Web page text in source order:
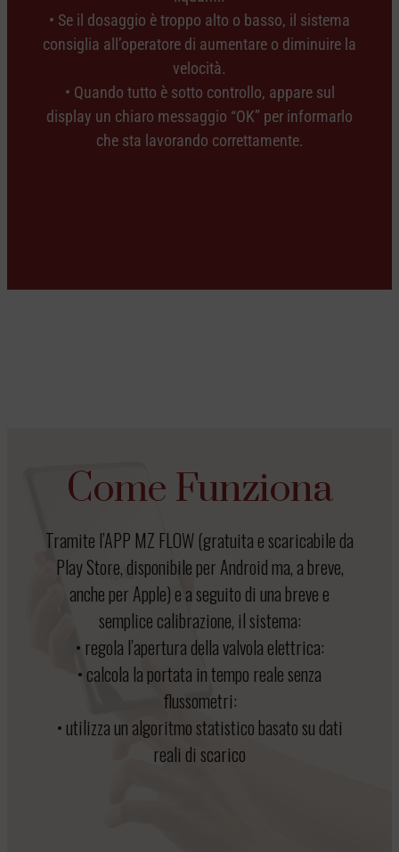
• Se il dosaggio è troppo alto o basso, il sistema
consiglia all’operatore di aumentare o diminuire la
velocità.
• Quando tutto è sotto controllo, appare sul
display un chiaro messaggio “OK” per informarlo
che sta lavorando correttamente.
Come Funziona
Tramite l’APP MZ FLOW (gratuita e scaricabile da
Play Store, disponibile per Android ma, a breve,
anche per Apple) e a seguito di una breve e
semplice calibrazione, il sistema:
• regola l’apertura della valvola elettrica:
• calcola la portata in tempo reale senza
flussometri:
• utilizza un algoritmo statistico basato su dati
reali di scarico